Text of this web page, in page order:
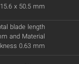
x 50.5 mm
blade length
and Material
0.63 mm